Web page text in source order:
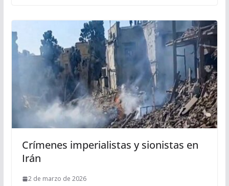
Crímenes imperialistas y sionistas en
Irán
2 de marzo de 2026